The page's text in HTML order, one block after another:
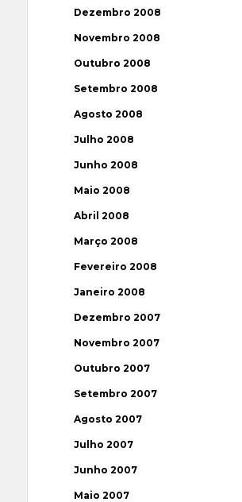
Dezembro 2008
Novembro 2008
Outubro 2008
Setembro 2008
Agosto 2008
Julho 2008
Junho 2008
Maio 2008
Abril 2008
Março 2008
Fevereiro 2008
Janeiro 2008
Dezembro 2007
Novembro 2007
Outubro 2007
Setembro 2007
Agosto 2007
Julho 2007
Junho 2007
Maio 2007